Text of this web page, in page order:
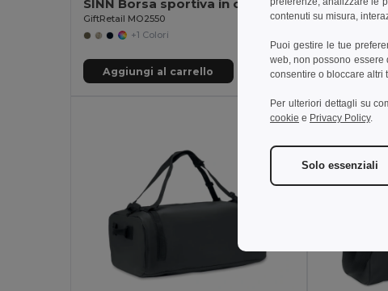
SINN Borsa sportiva in cotone riciclato
GiftRetail MO2550
+1 Colori
Aggiungi al carrello
GiftRetail
contenuti su misura,
Puoi gestire le tue
web, non possono essere
consentire o bloccare altri
Per ulteriori dettagli su
cookie e Privacy Policy.
Solo essenziali